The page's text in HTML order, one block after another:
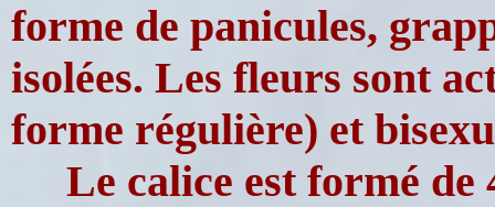
forme de panicules,
isolées. Les fleurs sont
forme régulière) et
Le calice est formé de